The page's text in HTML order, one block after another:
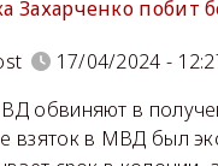
Захарченко побит
17/04/2024 -
обвиняют в
взяток в МВД был